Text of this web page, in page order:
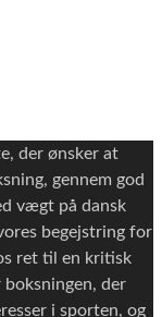
der ønsker at
gennem god
vægt på dansk
begejstring for
ret til en kritisk
der
i sporten, og